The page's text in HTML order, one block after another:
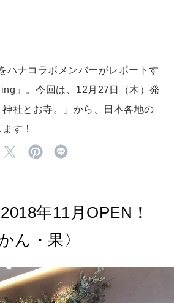
自分を耕す
いい人生って？
MAGAZINE
レンドが生まれる 新しい一流店へ。」
ハナコラボメンバーがレポートす
」。今回は、12月27日（木）発
社とお寺。」から、日本各地の
す！
年11月OPEN！
ん・果〉